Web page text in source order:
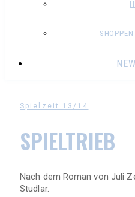
Spielzeit 13/14
SPIELTRIEB
Nach dem Roman von Juli
Studlar.